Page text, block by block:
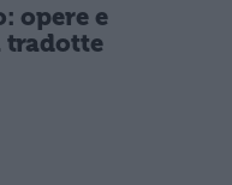
opere e
tradotte